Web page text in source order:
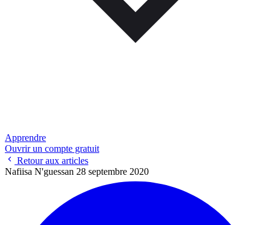
Apprendre
Ouvrir un compte gratuit
Retour aux articles
Nafiisa N'guessan 28 septembre 2020